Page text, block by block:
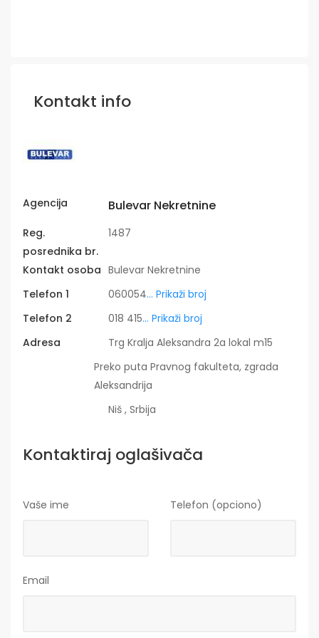
Kontakt info
Agencija Bulevar Nekretnine
Reg.
posrednika br.
1487
Kontakt osoba Bulevar Nekretnine
Telefon 1
060054... Prikaži broj
Telefon 2
018 415... Prikaži broj
Adresa
Trg Kralja Aleksandra 2a lokal m15
Preko puta Pravnog fakulteta, zgrada
Aleksandrija
Niš , Srbija
Kontaktiraj oglašivača
Vaše ime Telefon (opciono)
Email